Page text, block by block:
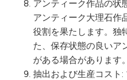
アンティーク作品の状
アンティーク大理石作
役割を果たします。独
た、保存状態の良いア
がある場合があります。
抽出および生産コスト